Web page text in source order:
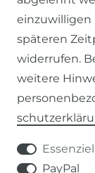
ZAHLUNG
KONTAKT
+49 (0)
einzuwilligen
späteren
widerrufen.
weitere
PayPal